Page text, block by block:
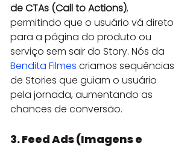
de CTAs (Call to Actions),
permitindo que o usuário vá direto
para a página do produto ou
serviço sem sair do Story. Nós da
Bendita Filmes criamos sequências
de Stories que guiam o usuário
pela jornada, aumentando as
chances de conversão.
3. Feed Ads (Imagens e